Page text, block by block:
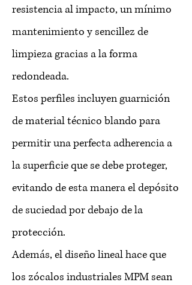
resistencia al impacto, un mínimo
mantenimiento y sencillez de
limpieza gracias a la forma
redondeada.
Estos perfiles incluyen guarnición
de material técnico blando para
permitir una perfecta adherencia a
la superficie que se debe proteger,
evitando de esta manera el depósito
de suciedad por debajo de la
protección.
Además, el diseño lineal hace que
los zócalos industriales MPM sean